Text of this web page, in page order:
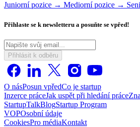
Juniorní pozice → Mediorní pozice →
Přihlaste se k newsletteru a posuňte se vpřed!
Přihlásit k odběru
O násPosun vpředCo je startup
Inzerce práceJak uspět při hledání práce
StartupTalkBlogStartup Program
VOPOsobní údaje
CookiesPro médiaKontakt